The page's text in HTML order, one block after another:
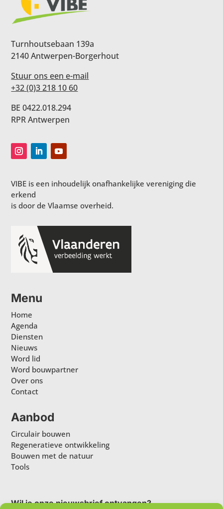
Turnhoutsebaan 139a
2140 Antwerpen-Borgerhout
Stuur ons een e-mail
+32 (0)3 218 10 60
BE 0422.018.294
RPR Antwerpen
VIBE is een inhoudelijk onafhankelijke vereniging die
erkend
is door de Vlaamse overheid.
Menu
Home
Agenda
Diensten
Nieuws
Word lid
Word bouwpartner
Over ons
Contact
Aanbod
Circulair bouwen
Regeneratieve ontwikkeling
Bouwen met de natuur
Tools
Wil je onze nieuwsbrief ontvangen?